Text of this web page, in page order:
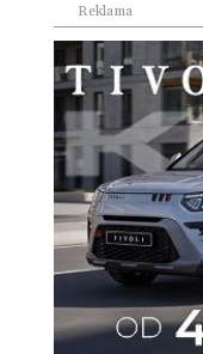
Reklama